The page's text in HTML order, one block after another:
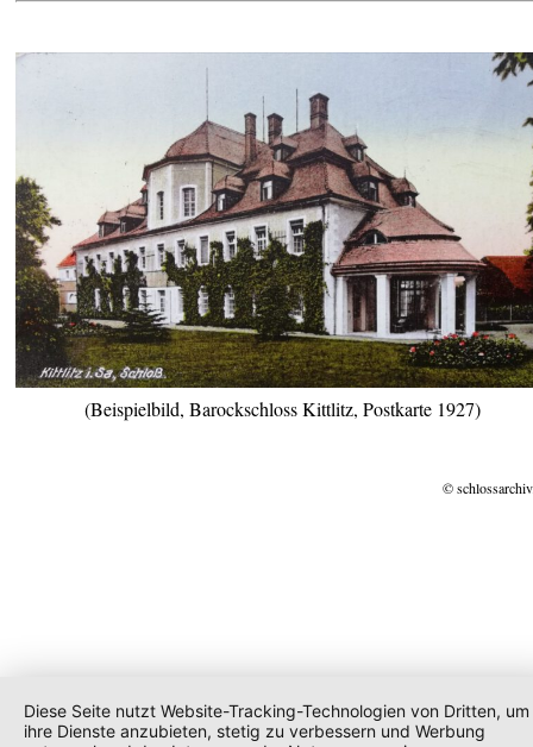
(Beispielbild, Barockschloss Kittlitz, Postkarte 1927)
©
Diese Seite nutzt Website-Tracking-Technologien von Dritten, um
ihre Dienste anzubieten, stetig zu verbessern und Werbung